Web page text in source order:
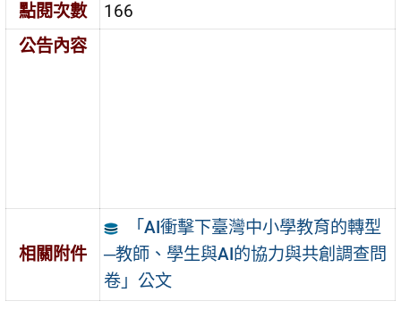
點閱次數
166
公告內容
相關附件
「AI衝擊下臺灣中小學教育的轉型
─教師、學生與AI的協力與共創調查問
卷」公文